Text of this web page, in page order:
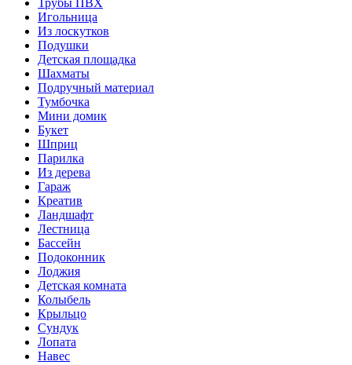
Трубы ПВХ
Игольница
Из лоскутков
Подушки
Детская площадка
Шахматы
Подручный материал
Тумбочка
Мини домик
Букет
Шприц
Парилка
Из дерева
Гараж
Креатив
Ландшафт
Лестница
Бассейн
Подоконник
Лоджия
Детская комната
Колыбель
Крыльцо
Сундук
Лопата
Навес